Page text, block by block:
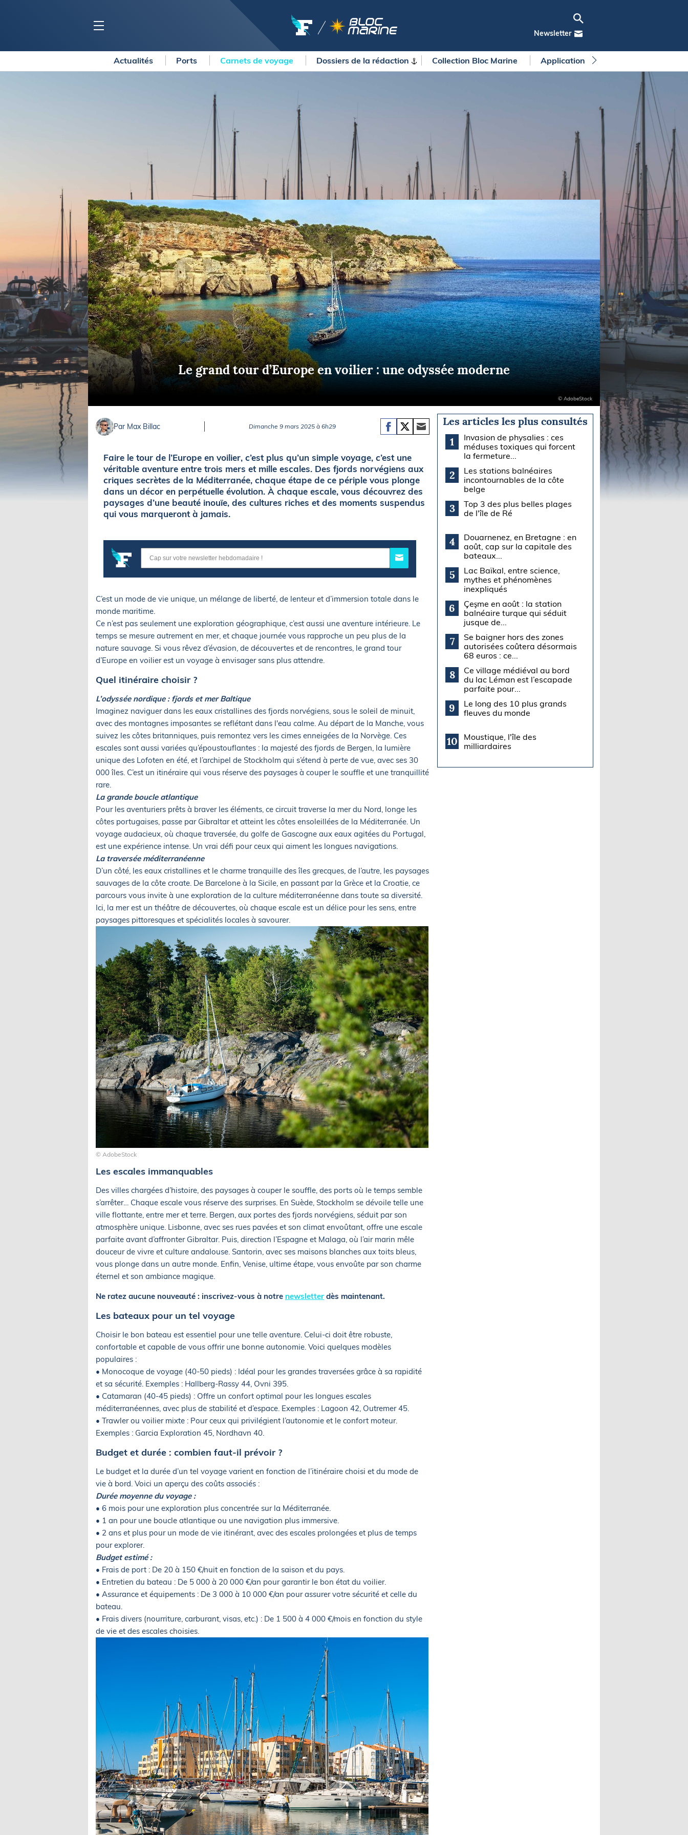
Newsletter
Règlementation
BATEAUX
Voiliers
Bateaux à moteur
Equipements
Salons
Economie
Yachting
La Solitaire du Figaro Paprec
Transat Paprec
Vendée Globe
Arkea Ultim Challenge
Route du Rhum - Destination
Guadeloupe
Transat Café l'Or
America's Cup
LOISIRS
Pêche en mer
Plongée
Glisse
Culture nautique
Gastronomie
Blogs
SERVICES
Nos magazines
METEO CONSULT Marine
Briefings
FLASH INFO
Actualités Ports Carnets de voyage Dossiers de la rédaction Collection Bloc Marine Application Bloc Marine
Le grand tour d’Europe en voilier : une odyssée moderne
© AdobeStock
Par Max Billac Dimanche 9 mars 2025 à 6h29
Faire le tour de l’Europe en voilier, c’est plus qu’un simple voyage, c’est une
véritable aventure entre trois mers et mille escales. Des fjords norvégiens aux
criques secrètes de la Méditerranée, chaque étape de ce périple vous plonge
dans un décor en perpétuelle évolution. À chaque escale, vous découvrez des
paysages d’une beauté inouïe, des cultures riches et des moments suspendus
qui vous marqueront à jamais.
C’est un mode de vie unique, un mélange de liberté, de lenteur et d’immersion totale dans le
monde maritime.
Ce n’est pas seulement une exploration géographique, c’est aussi une aventure intérieure. Le
temps se mesure autrement en mer, et chaque journée vous rapproche un peu plus de la
nature sauvage. Si vous rêvez d’évasion, de découvertes et de rencontres, le grand tour
d’Europe en voilier est un voyage à envisager sans plus attendre.
Quel itinéraire choisir ?
L’odyssée nordique : fjords et mer Baltique
Imaginez naviguer dans les eaux cristallines des fjords norvégiens, sous le soleil de minuit,
avec des montagnes imposantes se reflétant dans l'eau calme. Au départ de la Manche, vous
suivez les côtes britanniques, puis remontez vers les cimes enneigées de la Norvège. Ces
escales sont aussi variées qu’époustouflantes : la majesté des fjords de Bergen, la lumière
unique des Lofoten en été, et l’archipel de Stockholm qui s’étend à perte de vue, avec ses 30
000 îles. C’est un itinéraire qui vous réserve des paysages à couper le souffle et une tranquillité
rare.
La grande boucle atlantique
Pour les aventuriers prêts à braver les éléments, ce circuit traverse la mer du Nord, longe les
côtes portugaises, passe par Gibraltar et atteint les côtes ensoleillées de la Méditerranée. Un
voyage audacieux, où chaque traversée, du golfe de Gascogne aux eaux agitées du Portugal,
est une expérience intense. Un vrai défi pour ceux qui aiment les longues navigations.
La traversée méditerranéenne
D’un côté, les eaux cristallines et le charme tranquille des îles grecques, de l’autre, les paysages
sauvages de la côte croate. De Barcelone à la Sicile, en passant par la Grèce et la Croatie, ce
parcours vous invite à une exploration de la culture méditerranéenne dans toute sa diversité.
Ici, la mer est un théâtre de découvertes, où chaque escale est un délice pour les sens, entre
paysages pittoresques et spécialités locales à savourer.
© AdobeStock
Les escales immanquables
Des villes chargées d’histoire, des paysages à couper le souffle, des ports où le temps semble
s’arrêter… Chaque escale vous réserve des surprises. En Suède, Stockholm se dévoile telle une
ville flottante, entre mer et terre. Bergen, aux portes des fjords norvégiens, séduit par son
atmosphère unique. Lisbonne, avec ses rues pavées et son climat envoûtant, offre une escale
parfaite avant d’affronter Gibraltar. Puis, direction l’Espagne et Malaga, où l’air marin mêle
douceur de vivre et culture andalouse. Santorin, avec ses maisons blanches aux toits bleus,
vous plonge dans un autre monde. Enfin, Venise, ultime étape, vous envoûte par son charme
éternel et son ambiance magique.
Ne ratez aucune nouveauté : inscrivez-vous à notre newsletter dès maintenant.
Les bateaux pour un tel voyage
Choisir le bon bateau est essentiel pour une telle aventure. Celui-ci doit être robuste,
confortable et capable de vous offrir une bonne autonomie. Voici quelques modèles
populaires :
• Monocoque de voyage (40-50 pieds) : Idéal pour les grandes traversées grâce à sa rapidité
et sa sécurité. Exemples : Hallberg-Rassy 44, Ovni 395.
• Catamaran (40-45 pieds) : Offre un confort optimal pour les longues escales
méditerranéennes, avec plus de stabilité et d’espace. Exemples : Lagoon 42, Outremer 45.
• Trawler ou voilier mixte : Pour ceux qui privilégient l’autonomie et le confort moteur.
Exemples : Garcia Exploration 45, Nordhavn 40.
Budget et durée : combien faut-il prévoir ?
Le budget et la durée d’un tel voyage varient en fonction de l’itinéraire choisi et du mode de
vie à bord. Voici un aperçu des coûts associés :
Durée moyenne du voyage :
• 6 mois pour une exploration plus concentrée sur la Méditerranée.
• 1 an pour une boucle atlantique ou une navigation plus immersive.
• 2 ans et plus pour un mode de vie itinérant, avec des escales prolongées et plus de temps
pour explorer.
Budget estimé :
• Frais de port : De 20 à 150 €/nuit en fonction de la saison et du pays.
• Entretien du bateau : De 5 000 à 20 000 €/an pour garantir le bon état du voilier.
• Assurance et équipements : De 3 000 à 10 000 €/an pour assurer votre sécurité et celle du
bateau.
• Frais divers (nourriture, carburant, visas, etc.) : De 1 500 à 4 000 €/mois en fonction du style
de vie et des escales choisies.
Les articles les plus consultés
1
Invasion de physalies : ces
méduses toxiques qui forcent
la fermeture...
2
Les stations balnéaires
incontournables de la côte
belge
3
Top 3 des plus belles plages
de l'île de Ré
4
Douarnenez, en Bretagne : en
août, cap sur la capitale des
bateaux...
5
Lac Baïkal, entre science,
mythes et phénomènes
inexpliqués
6
Çeşme en août : la station
balnéaire turque qui séduit
jusque de...
7
Se baigner hors des zones
autorisées coûtera désormais
68 euros : ce...
8
Ce village médiéval au bord
du lac Léman est l’escapade
parfaite pour...
9
Le long des 10 plus grands
fleuves du monde
10
Moustique, l'île des
milliardaires